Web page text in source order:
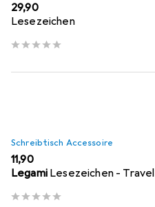
EUR
29,90
Lesezeichen
Schreibtisch Accessoire
EUR
11,90
Legami Lesezeichen - Travel